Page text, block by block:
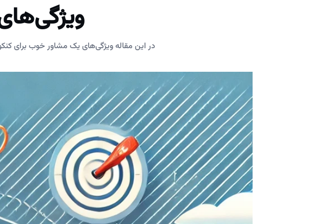
در این مقاله ویژگی‌های یک مشاور خوب